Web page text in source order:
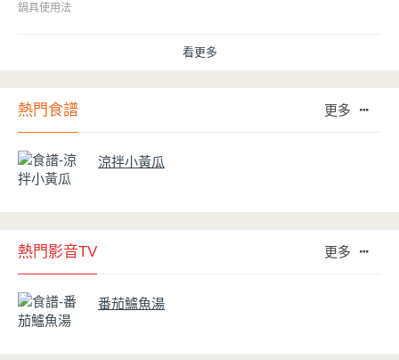
因此金鑽不沾系列的鍋具，更年年穩居銷售排行榜的前幾名。然而如何
鍋具使用法
看更多
熱門食譜 更多
涼拌小黃瓜
熱門影音TV 更多
番茄鱸魚湯